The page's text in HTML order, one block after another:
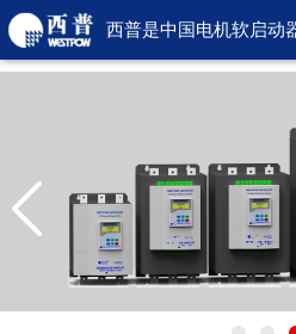
西普是中国电机软启动